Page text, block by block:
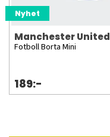
Nyhet
Manchester United
Fotboll Borta Mini
189:-